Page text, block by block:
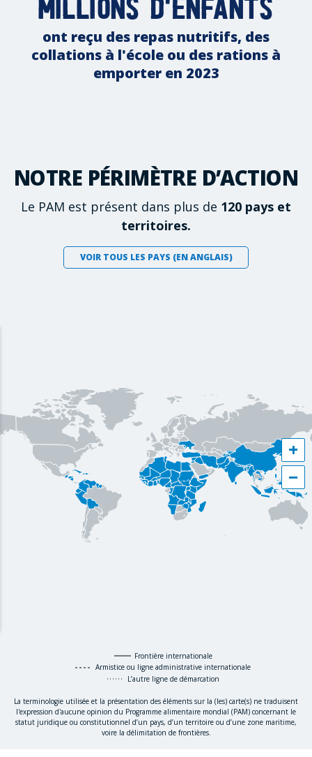
millions d'enfants
ont reçu des repas nutritifs, des
collations à l'école ou des rations à
emporter en 2023
NOTRE PÉRIMÈTRE D’ACTION
Le PAM est présent dans plus de 120 pays et
territoires.
VOIR TOUS LES PAYS (EN ANGLAIS)
+
−
Frontière internationale
Armistice ou ligne administrative internationale
L’autre ligne de démarcation
La terminologie utilisée et la présentation des éléments sur la (les) carte(s) ne traduisent
l'expression d'aucune opinion du Programme alimentaire mondial (PAM) concernant le
statut juridique ou constitutionnel d’un pays, d’un territoire ou d’une zone maritime,
voire la délimitation de frontières.